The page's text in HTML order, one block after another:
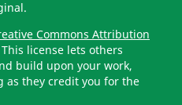
Commons Attribution
license lets others
build upon your work,
as they credit you for the